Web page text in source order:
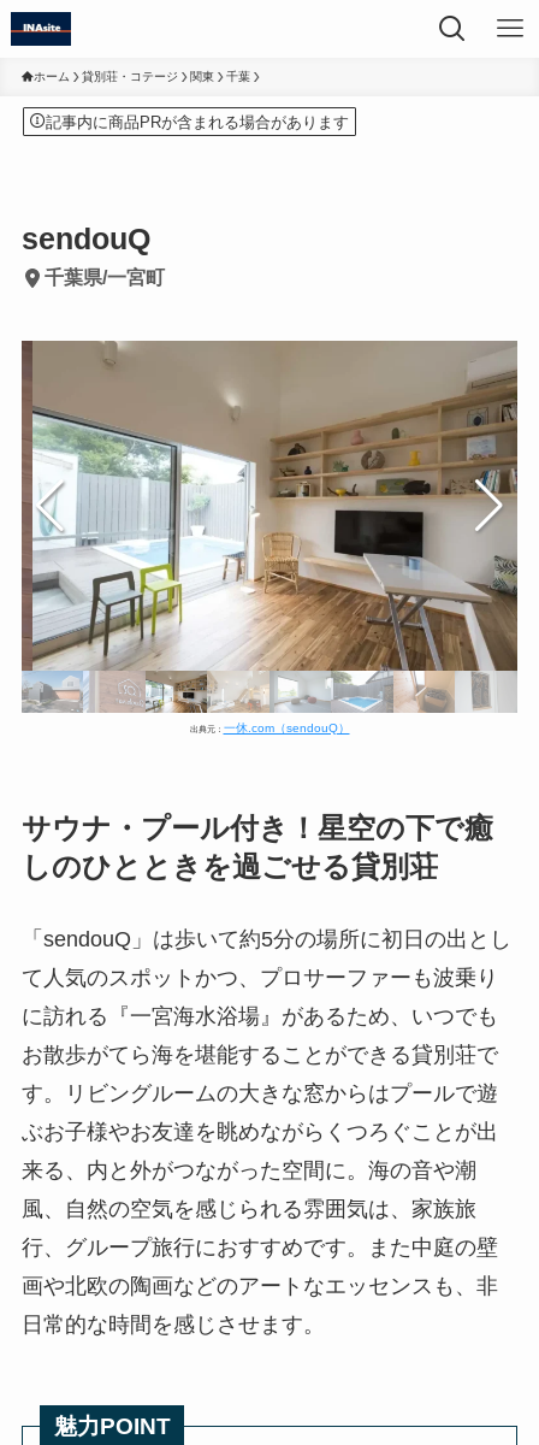
ホーム 貸別荘・コテージ 関東 千葉
記事内に商品PRが含まれる場合があります
sendouQ
千葉県/一宮町
出典元： 一休.com（sendouQ）
サウナ・プール付き！星空の下で癒
しのひとときを過ごせる貸別荘
「sendouQ」は歩いて約5分の場所に初日の出とし
て人気のスポットかつ、プロサーファーも波乗り
に訪れる『一宮海水浴場』があるため、いつでも
お散歩がてら海を堪能することができる貸別荘で
す。リビングルームの大きな窓からはプールで遊
ぶお子様やお友達を眺めながらくつろぐことが出
来る、内と外がつながった空間に。海の音や潮
風、自然の空気を感じられる雰囲気は、家族旅
行、グループ旅行におすすめです。また中庭の壁
画や北欧の陶画などのアートなエッセンスも、非
日常的な時間を感じさせます。
魅力POINT